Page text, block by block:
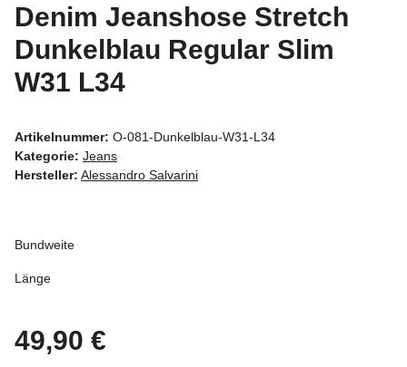
Denim Jeanshose Stretch
Dunkelblau Regular Slim
W31 L34
Artikelnummer: O-081-Dunkelblau-W31-L34
Kategorie: Jeans
Hersteller: Alessandro Salvarini
Bundweite
Länge
49,90 €